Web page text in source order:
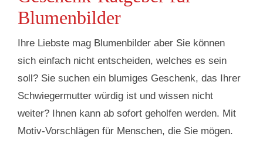
Blumenbilder
Ihre Liebste mag Blumenbilder aber Sie können
sich einfach nicht entscheiden, welches es sein
soll? Sie suchen ein blumiges Geschenk, das Ihrer
Schwiegermutter würdig ist und wissen nicht
weiter? Ihnen kann ab sofort geholfen werden. Mit
Motiv-Vorschlägen für Menschen, die Sie mögen.